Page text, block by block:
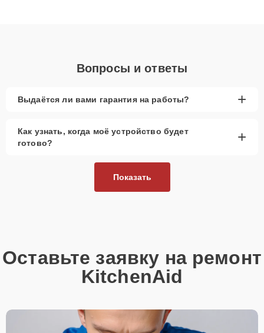
Вопросы и ответы
Выдаётся ли вами гарантия на работы? +
Как узнать, когда моё устройство будет
готово?
+
Показать
Оставьте заявку на ремонт
KitchenAid